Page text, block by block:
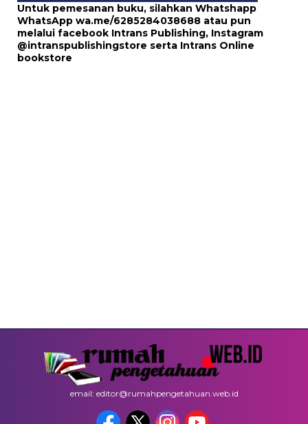
Untuk pemesanan buku, silahkan Whatshapp
WhatsApp wa.me/6285284038688 atau pun
melalui facebook Intrans Publishing, Instagram
@intranspublishingstore serta Intrans Online
bookstore
email: editor@rumahpengetahuan.web.id